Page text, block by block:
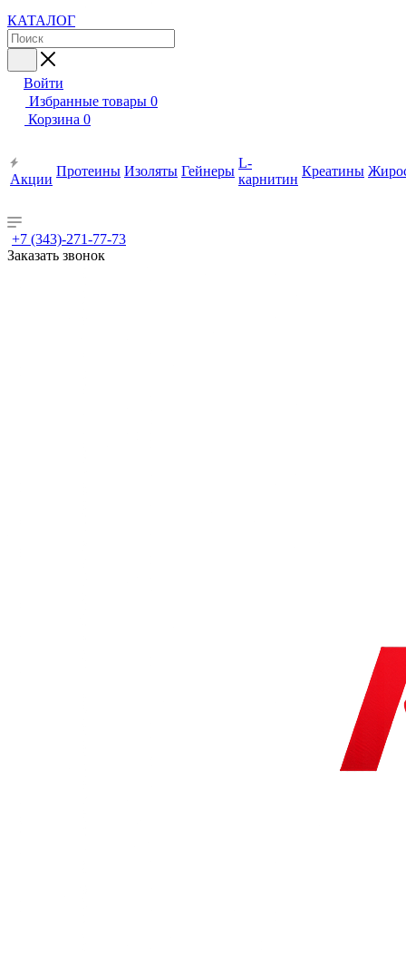
КАТАЛОГ
Войти
Избранные товары 0
Корзина 0
Акции
Протеины Изоляты Гейнеры
L-
карнитин
Креатины
+7 (343)-271-77-73
Заказать звонок